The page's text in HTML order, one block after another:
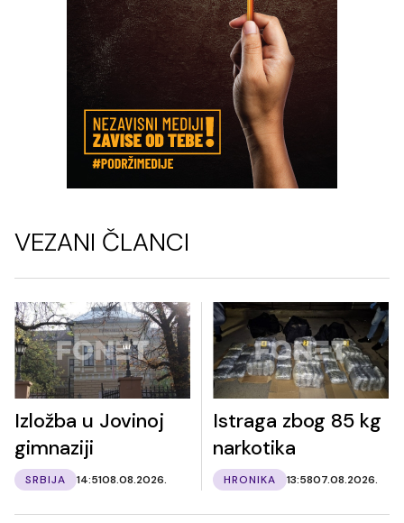
VEZANI ČLANCI
Izložba u Jovinoj
gimnaziji
SRBIJA 14:5108.08.2026.
Istraga zbog 85 kg
narkotika
HRONIKA 13:5807.08.2026.